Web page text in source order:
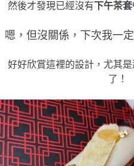
然後才發現已經沒有下午茶套
嗯，但沒關係，下次我一
好好欣賞這裡的設計，尤其
了！